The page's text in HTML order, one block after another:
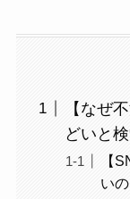
【なぜ
どいと
【
い